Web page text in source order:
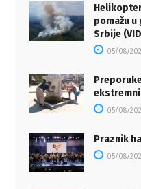
pomažu
Srbije
05/08/
05/08/
Praznik
05/08/